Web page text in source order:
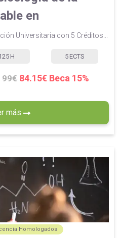
en
Universitaria con 5 Créditos...
H 5 ECTS
99€ 84.15€ Beca 15%
más
Homologados